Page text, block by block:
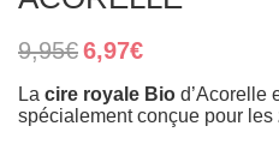
9,95€ Original
price
was:
9,95€.
6,97€Current
is:
6,97€.
La cire royale Bio d’Acorelle
spécialement conçue pour les